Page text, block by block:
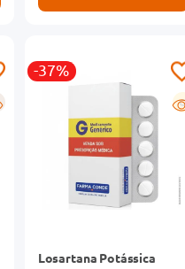
-37%
Losartana Potássica